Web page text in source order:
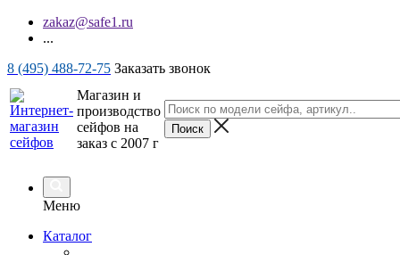
zakaz@safe1.ru
...
8 (495) 488-72-75 Заказать звонок
Магазин и
производство
сейфов на
заказ с 2007 г
Меню
Каталог